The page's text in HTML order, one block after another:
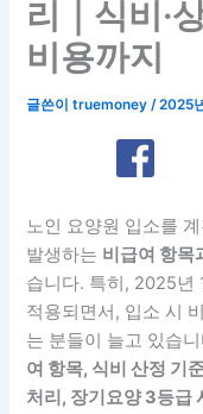
리｜식비·
비용까지
글쓴이truemoney/2025
노인 요양원 입소를
발생하는 비급여 항목
습니다. 특히, 2025년
적용되면서, 입소 시
는 분들이 늘고 있습
여 항목, 식비 산정 기
처리, 장기요양 3등급